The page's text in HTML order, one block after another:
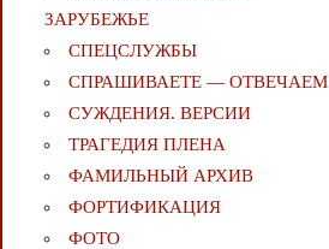
ЗАРУБЕЖЬЕ
СПЕЦСЛУЖБЫ
СПРАШИВАЕТЕ — ОТВЕЧАЕМ
СУЖДЕНИЯ. ВЕРСИИ
ТРАГЕДИЯ ПЛЕНА
ФАМИЛЬНЫЙ АРХИВ
ФОРТИФИКАЦИЯ
ФОТО